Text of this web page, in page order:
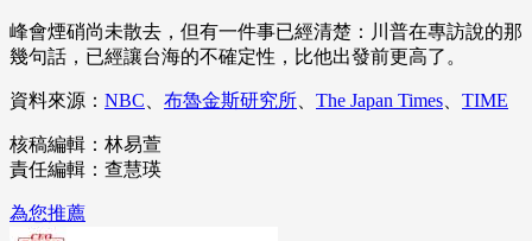
峰會煙硝尚未散去，但有一件事已經清楚：川普在專訪說的那
幾句話，已經讓台海的不確定性，比他出發前更高了。
資料來源： NBC 布魯金斯研究所 The Japan Times TIME
核稿編輯：林易萱
責任編輯：查慧瑛
為您推薦